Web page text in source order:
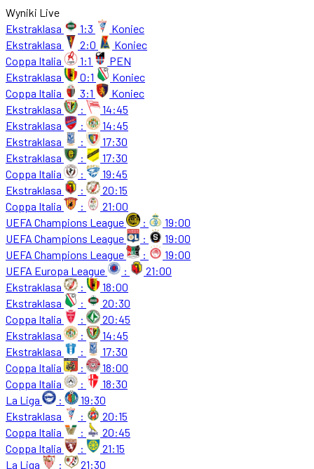
Wyniki Live
Ekstraklasa
1:3
Koniec
Ekstraklasa
2:0
Koniec
Coppa Italia
1:1
PEN
Ekstraklasa
0:1
Koniec
Coppa Italia
3:1
Koniec
Ekstraklasa
:
14:45
Ekstraklasa
:
14:45
Ekstraklasa
:
17:30
Ekstraklasa
:
17:30
Coppa Italia
:
19:45
Ekstraklasa
:
20:15
Coppa Italia
:
21:00
UEFA Champions League
:
19:00
UEFA Champions League
:
19:00
UEFA Champions League
:
19:00
UEFA Europa League
:
21:00
Ekstraklasa
:
18:00
Ekstraklasa
:
20:30
Coppa Italia
:
20:45
Ekstraklasa
:
14:45
Ekstraklasa
:
17:30
Coppa Italia
:
18:00
Coppa Italia
:
18:30
La Liga
:
19:30
Ekstraklasa
:
20:15
Coppa Italia
:
20:45
Coppa Italia
:
21:15
La Liga
:
21:30